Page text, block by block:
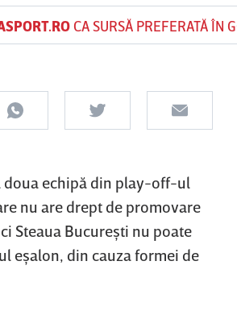
CA SURSĂ PREFERATĂ ÎN
doua echipă din play-off-ul
nu are drept de promovare
Steaua Bucureşti nu poate
eşalon, din cauza formei de